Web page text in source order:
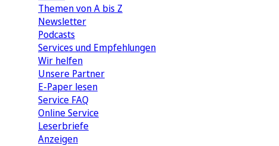
Themen von A bis Z
Newsletter
Podcasts
Services und Empfehlungen
Wir helfen
Unsere Partner
E-Paper lesen
Service FAQ
Online Service
Leserbriefe
Anzeigen